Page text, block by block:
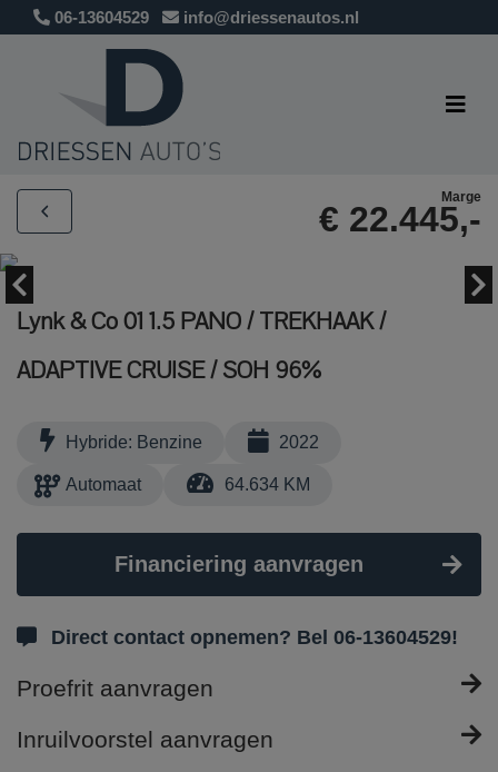
06-13604529 info@driessenautos.nl
Marge
€ 22.445,-
Lynk & Co 01 1.5 PANO / TREKHAAK /
ADAPTIVE CRUISE / SOH 96%
Hybride: Benzine 2022
Automaat 64.634 KM
Financiering aanvragen
Direct contact opnemen? Bel 06-13604529!
Proefrit aanvragen
Inruilvoorstel aanvragen